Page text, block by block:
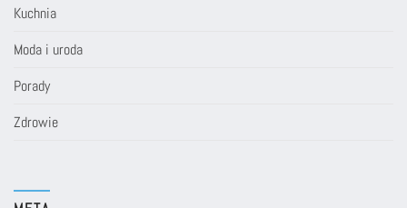
Kuchnia
Moda i uroda
Porady
Zdrowie